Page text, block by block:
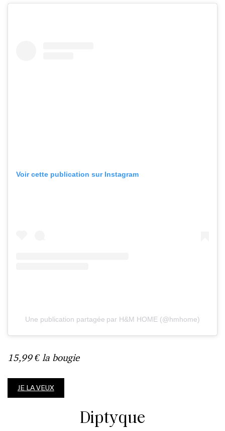
Voir cette publication sur Instagram
Une publication partagée par H&M HOME (@hmhome)
15,99 € la bougie
JE LA VEUX
Diptyque